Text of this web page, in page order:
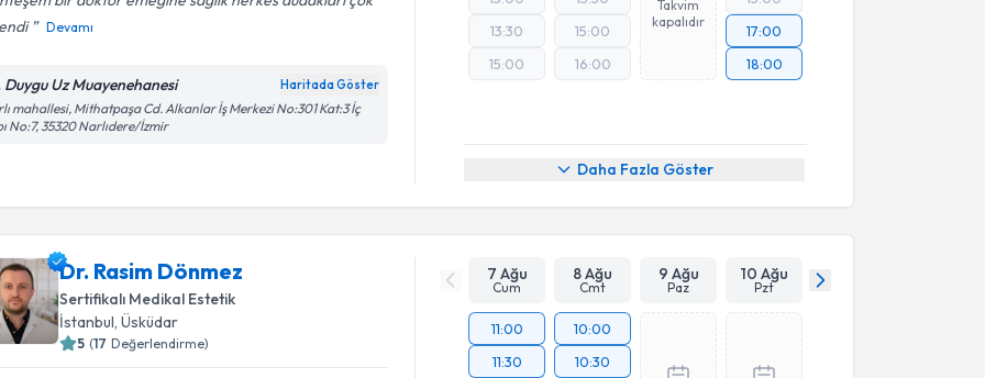
Devamı
Duygu Uz Muayenehanesi Haritada Göster
mahallesi, Mithatpaşa Cd. Alkanlar İş Merkezi No:301 Kat:3 İç
No:7, 35320 Narlıdere/İzmir
13:30
15:00
15:00
16:00
Takvim
kapalıdır
17:00
18:00
Daha Fazla Göster
Dr. Rasim Dönmez
Sertifikalı Medikal Estetik
İstanbul,Üsküdar
5 (17 Değerlendirme)
7 Ağu
Cum
8 Ağu
Cmt
9 Ağu
Paz
10 Ağu
Pzt
11:00
11:30
10:00
10:30